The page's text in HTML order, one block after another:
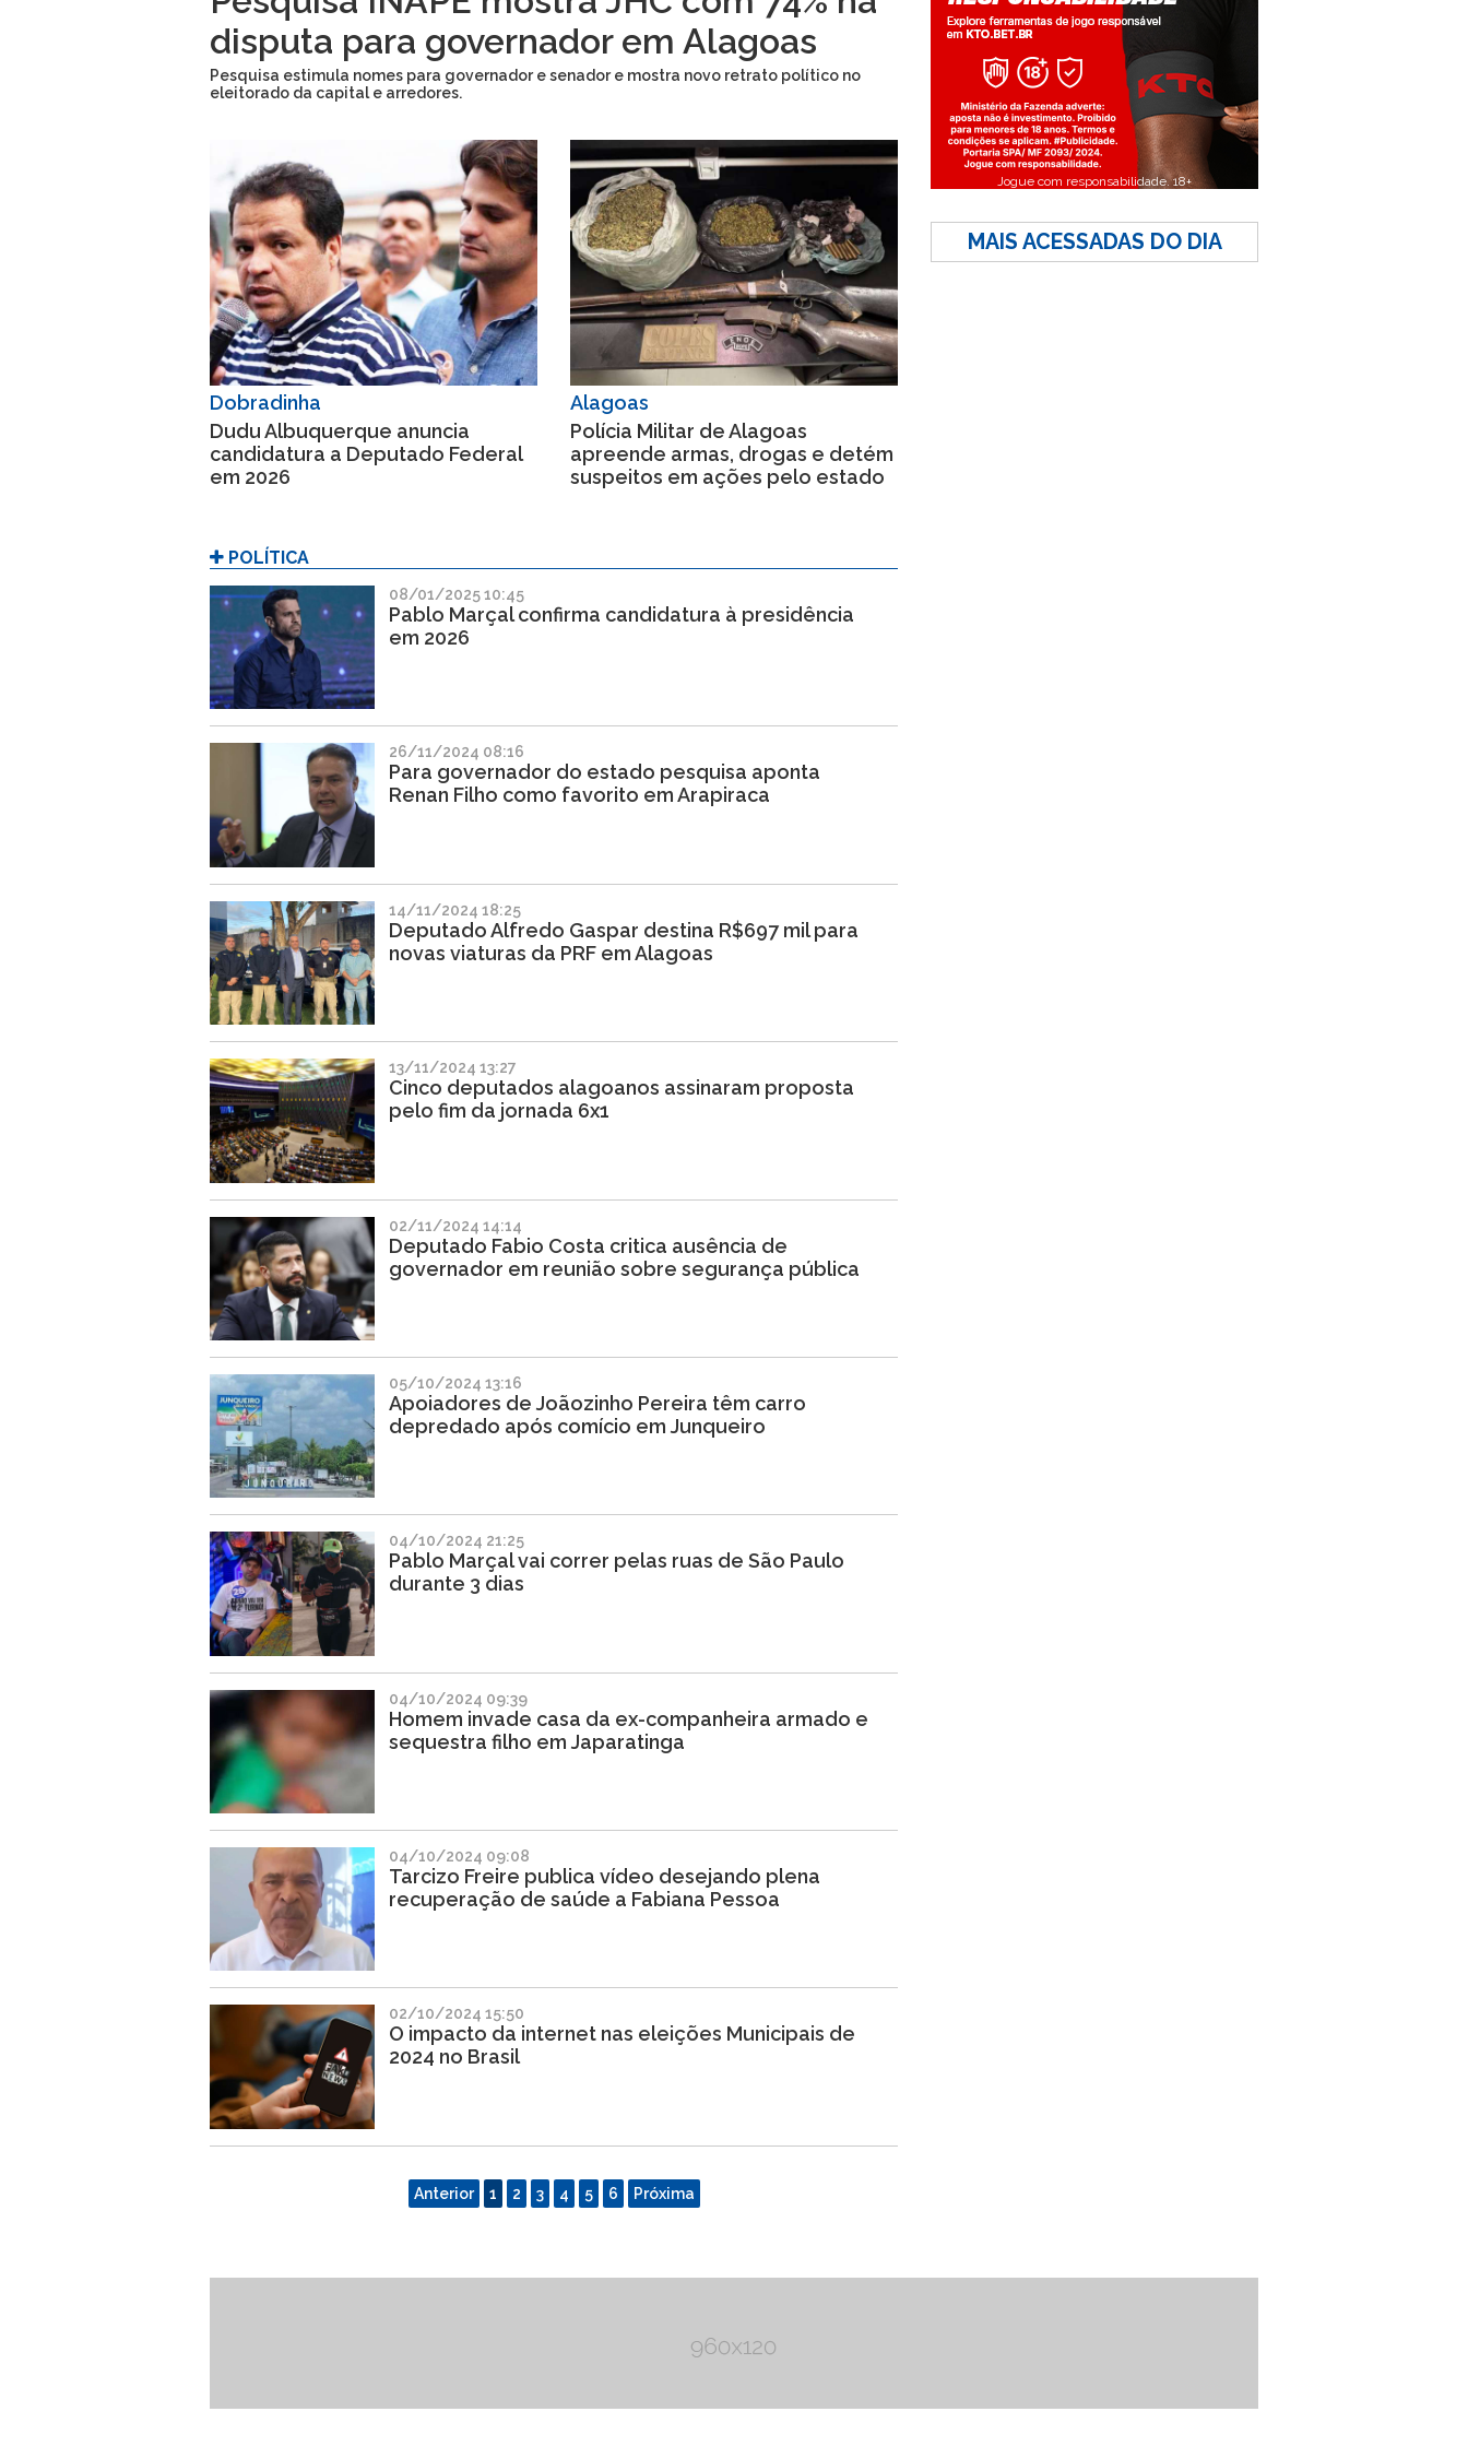
disputa para governador em Alagoas
Pesquisa estimula nomes para governador e senador e mostra novo retrato político no
eleitorado da capital e arredores.
Dobradinha
Dudu Albuquerque anuncia
candidatura a Deputado Federal
em 2026
Alagoas
Polícia Militar de Alagoas
apreende armas, drogas e detém
suspeitos em ações pelo estado
POLÍTICA
08/01/2025 10:45
Pablo Marçal confirma candidatura à presidência
em 2026
26/11/2024 08:16
Para governador do estado pesquisa aponta
Renan Filho como favorito em Arapiraca
14/11/2024 18:25
Deputado Alfredo Gaspar destina R$697 mil para
novas viaturas da PRF em Alagoas
13/11/2024 13:27
Cinco deputados alagoanos assinaram proposta
pelo fim da jornada 6x1
02/11/2024 14:14
Deputado Fabio Costa critica ausência de
governador em reunião sobre segurança pública
05/10/2024 13:16
Apoiadores de Joãozinho Pereira têm carro
depredado após comício em Junqueiro
04/10/2024 21:25
Pablo Marçal vai correr pelas ruas de São Paulo
durante 3 dias
04/10/2024 09:39
Homem invade casa da ex-companheira armado e
sequestra filho em Japaratinga
04/10/2024 09:08
Tarcizo Freire publica vídeo desejando plena
recuperação de saúde a Fabiana Pessoa
02/10/2024 15:50
O impacto da internet nas eleições Municipais de
2024 no Brasil
Anterior 1 2 3 4 5 6 Próxima
Jogue com responsabilidade. 18+
MAIS ACESSADAS DO DIA